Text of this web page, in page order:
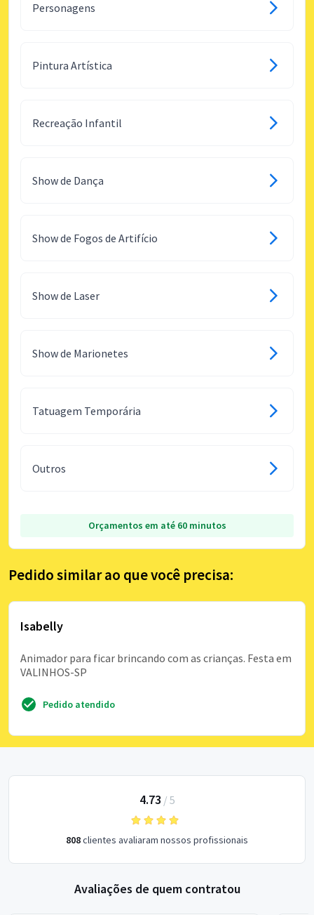
Personagens
Pintura Artística
Recreação Infantil
Show de Dança
Show de Fogos de Artifício
Show de Laser
Show de Marionetes
Tatuagem Temporária
Outros
Orçamentos em até 60 minutos
Pedido similar ao que você precisa:
Isabelly
Animador para ficar brincando com as crianças. Festa em
VALINHOS-SP
Pedido atendido
4.73 / 5
808clientes avaliaram nossos profissionais
Avaliações de quem contratou